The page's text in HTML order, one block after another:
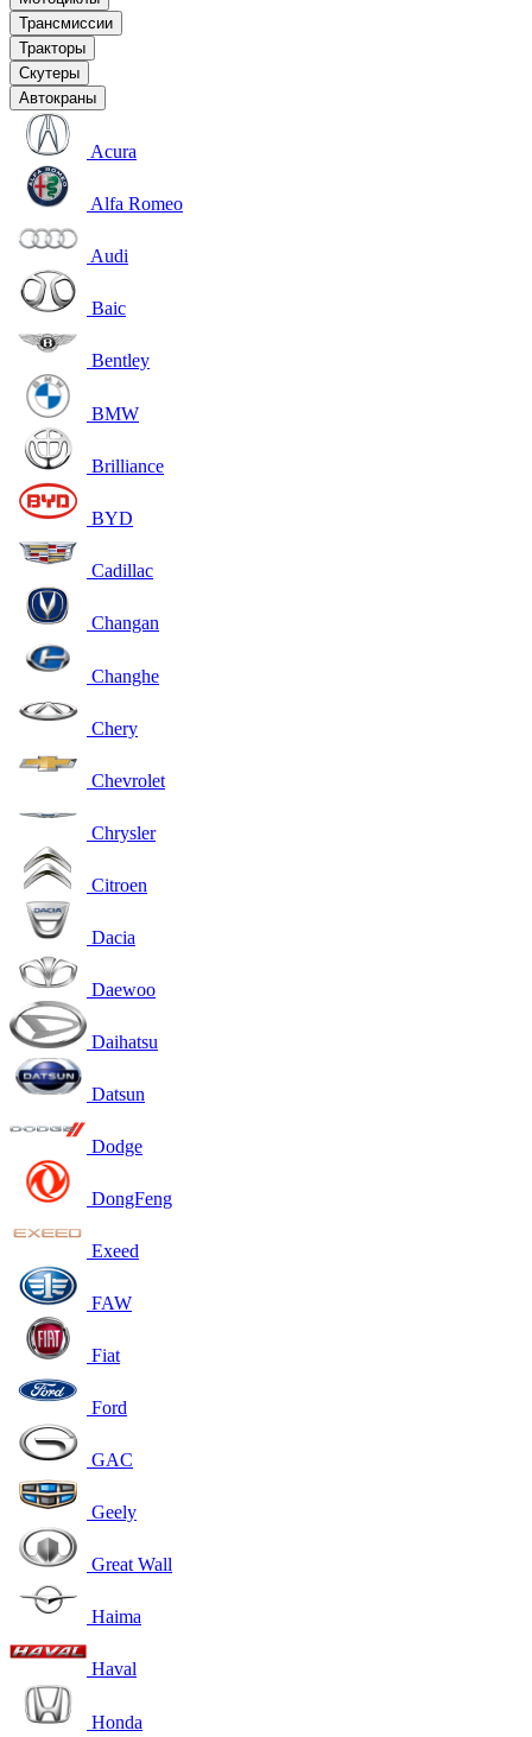
Трансмиссии
Тракторы
Скутеры
Автокраны
Acura
Alfa Romeo
Audi
Baic
Bentley
BMW
Brilliance
BYD
Cadillac
Changan
Changhe
Chery
Chevrolet
Chrysler
Citroen
Dacia
Daewoo
Daihatsu
Datsun
Dodge
DongFeng
Exeed
FAW
Fiat
Ford
GAC
Geely
Great Wall
Haima
Haval
Honda